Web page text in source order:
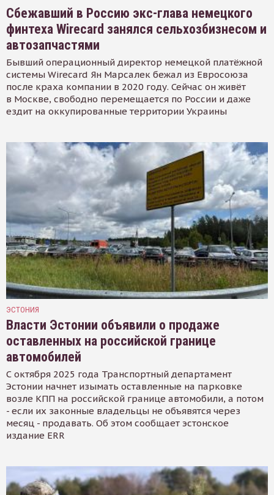
Сбежавший в Россию экс-глава немецкого
финтеха Wirecard занялся сельхозбизнесом и
автозапчастями
Бывший операционный директор немецкой платёжной
системы Wirecard Ян Марсалек бежал из Евросоюза
после краха компании в 2020 году. Сейчас он живёт
в Москве, свободно перемещается по России и даже
ездит на оккупированные территории Украины
ЭСТОНИЯ
Власти Эстонии объявили о продаже
оставленных на российской границе
автомобилей
С октября 2025 года Транспортный департамент
Эстонии начнет изымать оставленные на парковке
возле КПП на российской границе автомобили, а потом
- если их законные владельцы не объявятся через
месяц - продавать. Об этом сообщает эстонское
издание ERR